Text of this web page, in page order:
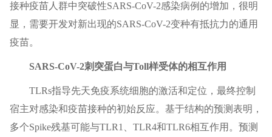
接种疫苗人群中突破性SARS-CoV-2感染病例的增加，很明
显，需要开发对新出现的SARS-CoV-2变种有抵抗力的通用
疫苗。
SARS-CoV-2刺突蛋白与Toll样受体的相互作用
TLRs指导先天免疫系统细胞的激活和定位，最终控制
宿主对感染和疫苗接种的初始反应。基于结构的预测表明，
多个Spike残基可能与TLR1、TLR4和TLR6相互作用。预测